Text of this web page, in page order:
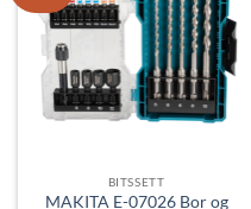
BITSSETT
MAKITA E-07026 Bor og